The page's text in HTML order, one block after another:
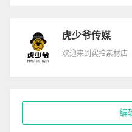
虎少爷传媒
欢迎来到实拍素材店
编